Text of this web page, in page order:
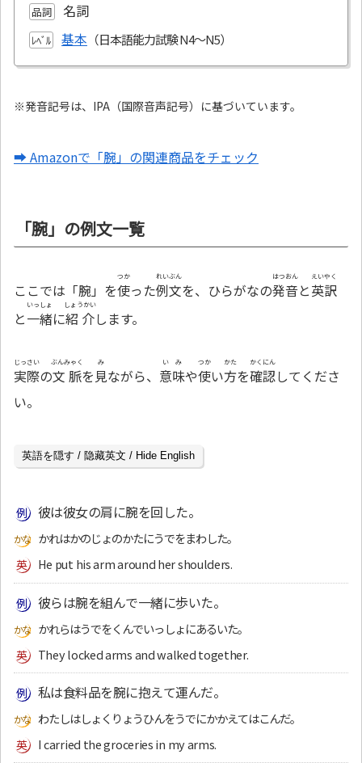
品詞 名詞
ﾚﾍﾞﾙ 基本
※発音記号は、IPA（国際音声記号）に基づいています。
➡ Amazonで「腕」の関連商品をチェック
「腕」の例文一覧
ここでは「腕」を使
つか
った例文
れいぶん
を、ひらがなの発音
はつおん
と英訳
えいやく
と一緒
いっしょ
に紹介
しょうかい
します。
実際
じっさい
の文脈
ぶんみゃく
を見
み
ながら、 意味
いみ
や使
つか
い方
かた
を確認
かくにん
してくださ
い。
英語を隠す / 隐藏英文 / Hide English
彼は彼女の肩に腕を回した。
かれはかのじょのかたにうでをまわした。
He put his arm around her shoulders.
彼らは腕を組んで一緒に歩いた。
かれらはうでをくんでいっしょにあるいた。
They locked arms and walked together.
私は食料品を腕に抱えて運んだ。
わたしはしょくりょうひんをうでにかかえてはこんだ。
I carried the groceries in my arms.